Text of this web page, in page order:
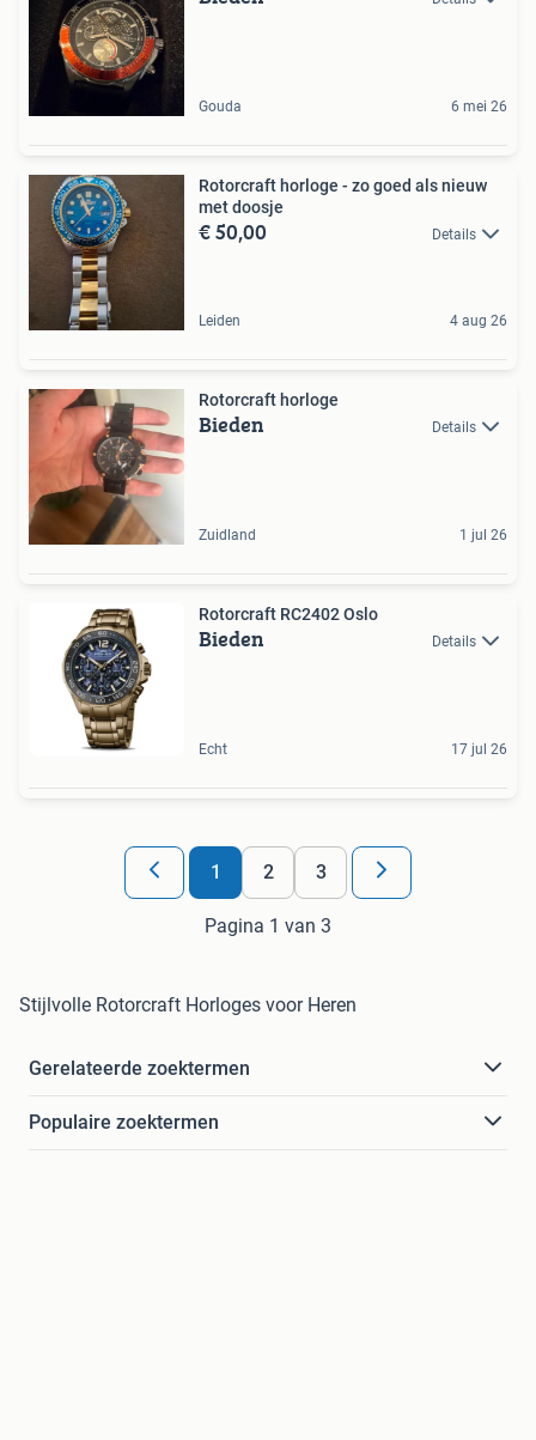
Gouda 6 mei 26
Rotorcraft horloge - zo goed als nieuw
met doosje
€ 50,00 Details
Leiden 4 aug 26
Rotorcraft horloge
Bieden Details
Zuidland 1 jul 26
Rotorcraft RC2402 Oslo
Bieden Details
Echt 17 jul 26
1 2 3
Pagina 1 van 3
Stijlvolle Rotorcraft Horloges voor Heren
Gerelateerde zoektermen
Populaire zoektermen